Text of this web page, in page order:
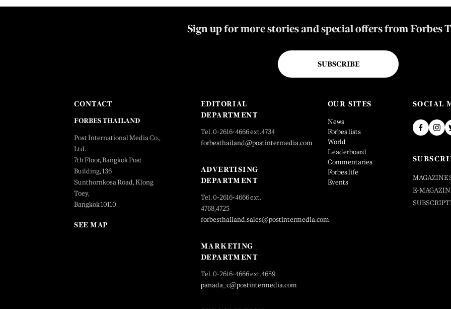
Sign up for more stories and special offers from Forbes
SUBSCRIBE
CONTACT
FORBES THAILAND
Post International Media Co.,
Ltd.
7th Floor, Bangkok Post
Building, 136
Sunthornkosa Road, Klong
Toey,
Bangkok 10110
SEE MAP
EDITORIAL
DEPARTMENT
Tel. 0-2616-4666 ext.4734
forbesthailand@postintermedia.com
ADVERTISING
DEPARTMENT
Tel. 0-2616-4666 ext.
4768,4725
forbesthailand.sales@postintermedia.com
MARKETING
DEPARTMENT
Tel. 0-2616-4666 ext.4659
panada_c@postintermedia.com
OUR SITES
News
Forbes lists
World
Leaderboard
Commentaries
Forbes life
Events
SOCIAL
MAGAZINE
E-